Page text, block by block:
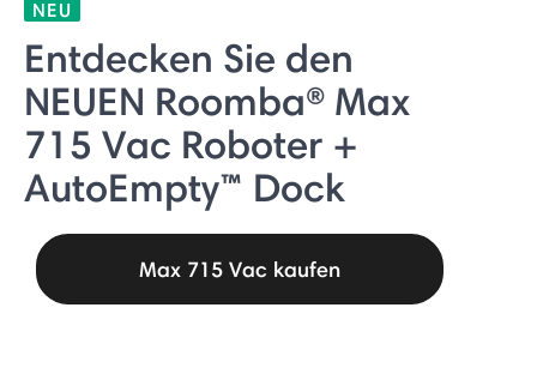
NEU
Entdecken Sie den
NEUEN Roomba® Max
715 Vac Roboter +
AutoEmpty™ Dock
Max 715 Vac kaufen